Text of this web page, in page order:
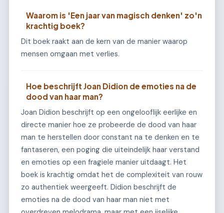
Waarom is 'Een jaar van magisch denken' zo'n
krachtig boek?
Dit boek raakt aan de kern van de manier waarop
mensen omgaan met verlies.
Hoe beschrijft Joan Didion de emoties na de
dood van haar man?
Joan Didion beschrijft op een ongelooflijk eerlijke en
directe manier hoe ze probeerde de dood van haar
man te herstellen door constant na te denken en te
fantaseren, een poging die uiteindelijk haar verstand
en emoties op een fragiele manier uitdaagt. Het
boek is krachtig omdat het de complexiteit van rouw
zo authentiek weergeeft. Didion beschrijft de
emoties na de dood van haar man niet met